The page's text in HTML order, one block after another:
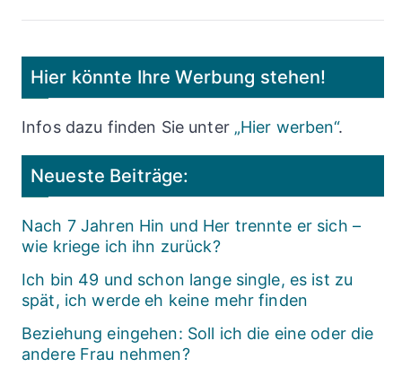
Hier könnte Ihre Werbung stehen!
Infos dazu finden Sie unter „Hier werben“.
Neueste Beiträge:
Nach 7 Jahren Hin und Her trennte er sich –
wie kriege ich ihn zurück?
Ich bin 49 und schon lange single, es ist zu
spät, ich werde eh keine mehr finden
Beziehung eingehen: Soll ich die eine oder die
andere Frau nehmen?